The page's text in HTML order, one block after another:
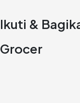
Ikuti &
Grocer